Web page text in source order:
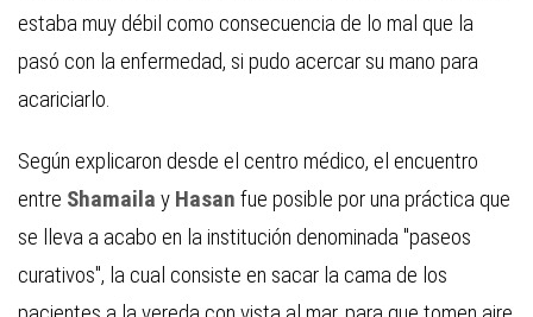
estaba muy débil como consecuencia de lo mal que la
pasó con la enfermedad, si pudo acercar su mano para
acariciarlo.
Según explicaron desde el centro médico, el encuentro
entre Shamaila y Hasan fue posible por una práctica que
se lleva a acabo en la institución denominada "paseos
curativos", la cual consiste en sacar la cama de los